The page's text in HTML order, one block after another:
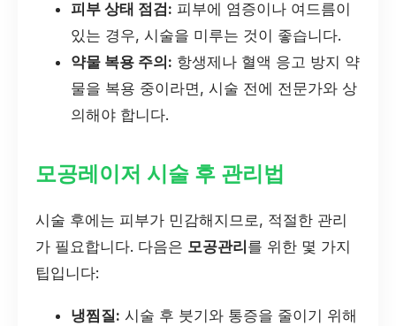
피부 상태 점검: 피부에 염증이나 여드름이
있는 경우, 시술을 미루는 것이 좋습니다.
약물 복용 주의: 항생제나 혈액 응고 방지 약
물을 복용 중이라면, 시술 전에 전문가와 상
의해야 합니다.
모공레이저 시술 후 관리법
시술 후에는 피부가 민감해지므로, 적절한 관리
가 필요합니다. 다음은 모공관리 를 위한 몇 가지
팁입니다:
냉찜질: 시술 후 붓기와 통증을 줄이기 위해